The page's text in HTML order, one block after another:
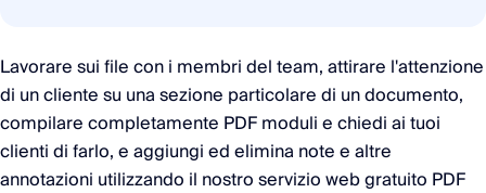
Lavorare sui file con i membri del team, attirare l'attenzione
di un cliente su una sezione particolare di un documento,
compilare completamente PDF moduli e chiedi ai tuoi
clienti di farlo, e aggiungi ed elimina note e altre
annotazioni utilizzando il nostro servizio web gratuito PDF